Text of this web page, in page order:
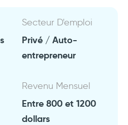
Secteur D'emploi
Privé / Auto-
entrepreneur
Revenu Mensuel
Entre 800 et 1200
dollars